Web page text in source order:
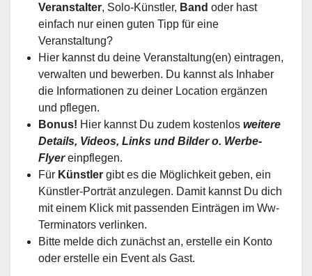
Veranstalter, Solo-Künstler, Band oder hast
einfach nur einen guten Tipp für eine
Veranstaltung?
Hier kannst du deine Veranstaltung(en) eintragen,
verwalten und bewerben. Du kannst als Inhaber
die Informationen zu deiner Location ergänzen
und pflegen.
Bonus! Hier kannst Du zudem kostenlos weitere
Details, Videos, Links und Bilder o. Werbe-
Flyereinpflegen.
Für Künstler gibt es die Möglichkeit geben, ein
Künstler-Porträt anzulegen. Damit kannst Du dich
mit einem Klick mit passenden Einträgen im Ww-
Terminators verlinken.
Bitte melde dich zunächst an, erstelle ein Konto
oder erstelle ein Event als Gast.